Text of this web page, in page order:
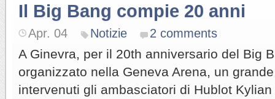
Il Big Bang compie 20 anni
Apr. 04 Notizie 2 comments
A Ginevra, per il 20th anniversario del Big
organizzato nella Geneva Arena, un
intervenuti gli ambasciatori di Hublot